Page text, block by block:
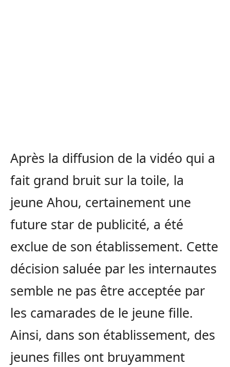
Après la diffusion de la vidéo qui a
fait grand bruit sur la toile, la
jeune Ahou, certainement une
future star de publicité, a été
exclue de son établissement. Cette
décision saluée par les internautes
semble ne pas être acceptée par
les camarades de le jeune fille.
Ainsi, dans son établissement, des
jeunes filles ont bruyamment